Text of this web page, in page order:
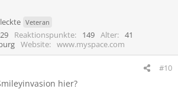
Veteran
Reaktionspunkte 149 Alter
41
Website www.myspace.com
#10
hier?